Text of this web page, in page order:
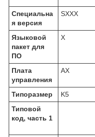
Специальна
я версия
SXXX
Языковой
пакет для
ПО
X
Плата
управления
AX
Типоразмер K5
Типовой
код, часть 1